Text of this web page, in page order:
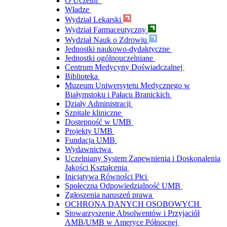
Władze
Wydział Lekarski
Wydział Farmaceutyczny
Wydział Nauk o Zdrowiu
Jednostki naukowo-dydaktyczne
Jednostki ogólnouczelniane
Centrum Medycyny Doświadczalnej
Biblioteka
Muzeum Uniwersytetu Medycznego w
Białymstoku i Pałacu Branickich
Działy Administracji
Szpitale kliniczne
Dostępność w UMB
Projekty UMB
Fundacja UMB
Wydawnictwa
Uczelniany System Zapewnienia i Doskonalenia
Jakości Kształcenia
Inicjatywa Równości Płci
Społeczna Odpowiedzialność UMB
Zgłoszenia naruszeń prawa
OCHRONA DANYCH OSOBOWYCH
Stowarzyszenie Absolwentów i Przyjaciół
AMB/UMB w Ameryce Północnej